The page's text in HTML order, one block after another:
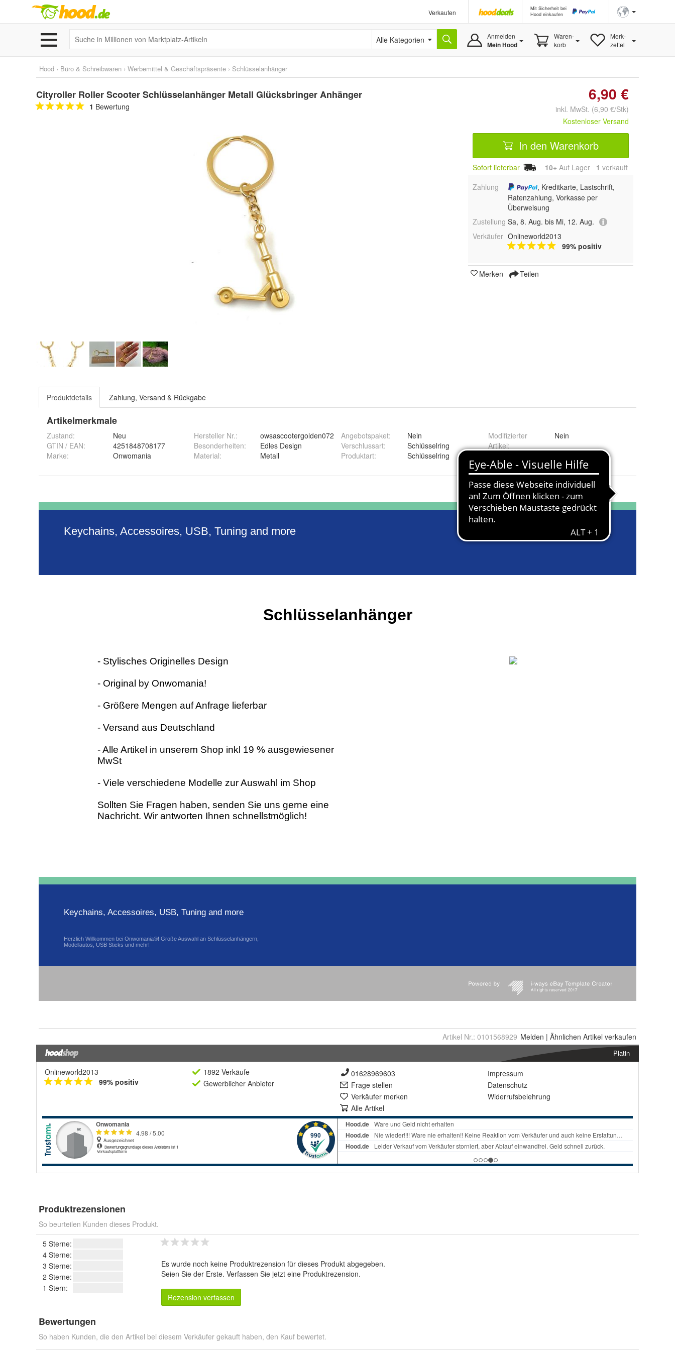
Verkaufen
Mit Sicherheit bei
Hood einkaufen
Alle Kategorien Anmelden
Mein Hood
Waren-
korb
Merk-
zettel
Hood › Büro & Schreibwaren › Werbemittel & Geschäftspräsente › Schlüsselanhänger
Cityroller Roller Scooter Schlüsselanhänger Metall Glücksbringer Anhänger
1 Bewertung
6,90 €
inkl. MwSt. (6,90 €/Stk)
Kostenloser Versand
In den Warenkorb
Sofort lieferbar 10+ Auf Lager 1 verkauft
Zahlung
, Kreditkarte, Lastschrift,
Ratenzahlung, Vorkasse per
Überweisung
Zustellung Sa, 8. Aug. bis Mi, 12. Aug.
Verkäufer Onlineworld2013
99% positiv
Merken Teilen
Produktdetails Zahlung, Versand & Rückgabe
Artikelmerkmale
Zustand:
Neu
GTIN / EAN:
4251848708177
Marke:
Onwomania
Hersteller Nr.:
owsascootergolden072
Besonderheiten:
Edles Design
Material: Metall
Angebotspaket:
Nein
Verschlussart:
Schlüsselring
Produktart: Schlüsselring
Modifizierter
Artikel:
Nein
Artikel Nr.: 0101568929 Melden | Ähnlichen Artikel verkaufen
Platin
Onlineworld2013
99% positiv
1892 Verkäufe
Gewerblicher Anbieter
01628969603
Frage stellen
Verkäufer merken
Alle Artikel
Impressum
Datenschutz
Widerrufsbelehrung
Produktrezensionen
So beurteilen Kunden dieses Produkt.
5 Sterne:
4 Sterne:
3 Sterne:
2 Sterne:
1 Stern:
Es wurde noch keine Produktrezension für dieses Produkt abgegeben.
Seien Sie der Erste. Verfassen Sie jetzt eine Produktrezension.
Rezension verfassen
Bewertungen
So haben Kunden, die den Artikel bei diesem Verkäufer gekauft haben, den Kauf bewertet.